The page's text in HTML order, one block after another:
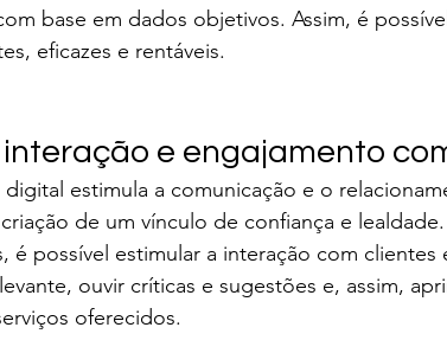
base em dados objetivos. Assim, é
eficazes e rentáveis.
interação e engajamento
estimula a comunicação e o
de um vínculo de confiança e
é possível estimular a interação com
ouvir críticas e sugestões e, assim,
oferecidos.